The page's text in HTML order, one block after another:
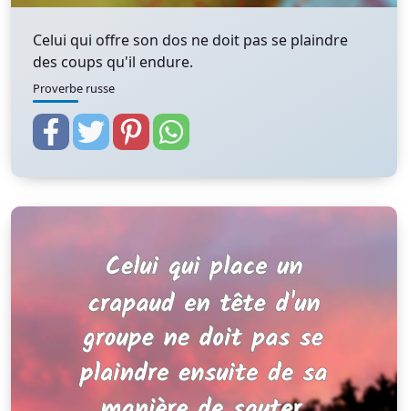
Celui qui offre son dos ne doit pas se plaindre
des coups qu'il endure.
Proverbe russe